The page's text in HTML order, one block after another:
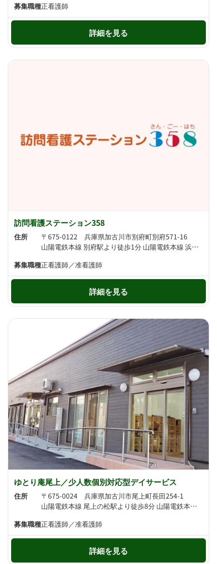
募集職種正看護師
詳細を見る
訪問看護ステーション358
住所
〒675-0122 兵庫県加古川市別府町別府571-16
山陽電鉄本線 別府駅より徒歩1分 山陽電鉄本線 浜の宮駅より徒歩26分
募集職種正看護師／准看護師
詳細を見る
ゆとり庵尾上／少人数個別対応型デイサービス
住所
〒675-0024 兵庫県加古川市尾上町長田254-1
山陽電鉄本線 尾上の松駅より徒歩8分 山陽電鉄本線 浜の宮駅より徒歩12分
募集職種正看護師／准看護師
詳細を見る